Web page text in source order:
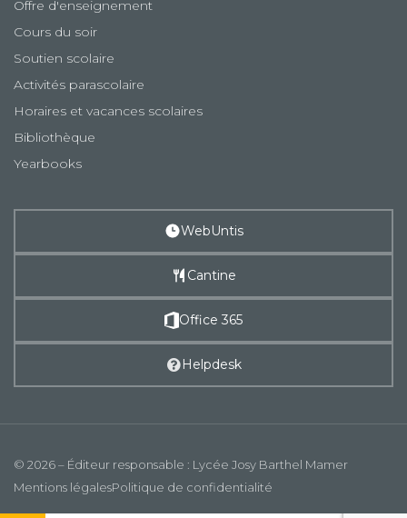
Offre d'enseignement
Cours du soir
Soutien scolaire
Activités parascolaire
Horaires et vacances scolaires
Bibliothèque
Yearbooks
WebUntis
Cantine
Office 365
Helpdesk
© 2026 – Éditeur responsable : Lycée Josy Barthel Mamer
Mentions légalesPolitique de confidentialité